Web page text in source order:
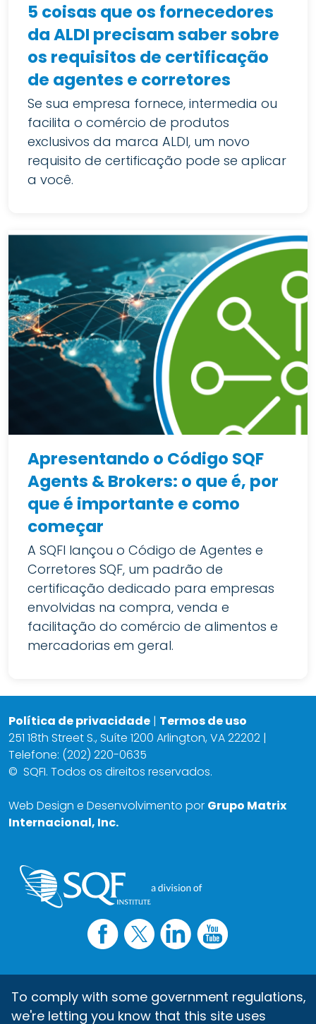
5 coisas que os fornecedores
da ALDI precisam saber sobre
os requisitos de certificação
de agentes e corretores
Se sua empresa fornece, intermedia ou
facilita o comércio de produtos
exclusivos da marca ALDI, um novo
requisito de certificação pode se aplicar
a você.
Apresentando o Código SQF
Agents & Brokers: o que é, por
que é importante e como
começar
A SQFI lançou o Código de Agentes e
Corretores SQF, um padrão de
certificação dedicado para empresas
envolvidas na compra, venda e
facilitação do comércio de alimentos e
mercadorias em geral.
Política de privacidade | Termos de uso
251 18th Street S., Suíte 1200 Arlington, VA 22202 |
Telefone: (202) 220-0635
© SQFI. Todos os direitos reservados.
Web Design e Desenvolvimento por Grupo Matrix
Internacional, Inc.
To comply with some government regulations,
we're letting you know that this site uses